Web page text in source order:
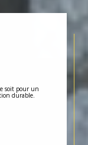
soit pour un
durable.